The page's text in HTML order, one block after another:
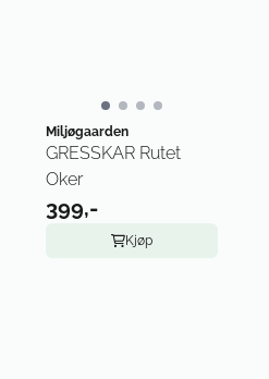
Miljøgaarden
GRESSKAR Rutet
Oker
399,-
Kjøp